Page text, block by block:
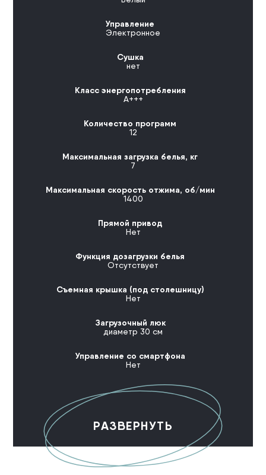
Управление
Электронное
Сушка
нет
Класс энергопотребления
А+++
Количество программ
12
Максимальная загрузка белья, кг
7
Максимальная скорость отжима, об/мин
1400
Прямой привод
Нет
Функция дозагрузки белья
Отсутствует
Съемная крышка (под столешницу)
Нет
Загрузочный люк
диаметр 30 см
Управление со смартфона
Нет
РАЗВЕРНУТЬ